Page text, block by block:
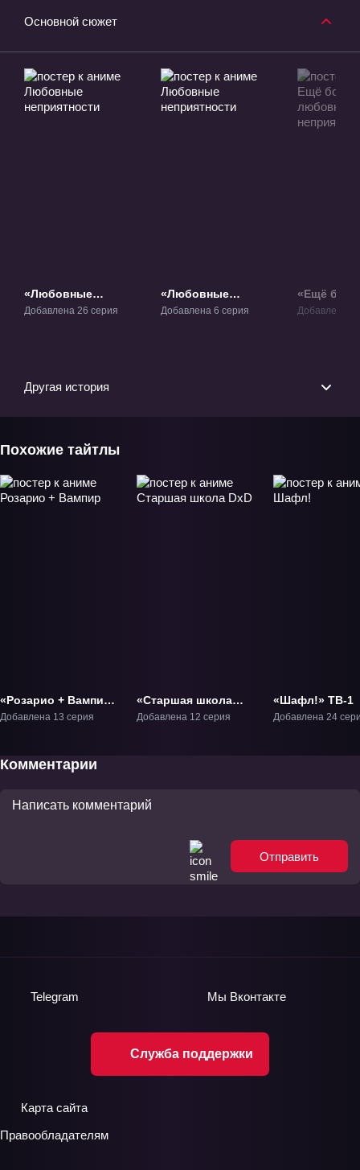
Основной сюжет
«Любовные
неприятности» ТВ-1
Добавлена 26 серия
«Любовные
неприятности»
Добавлена 6 серия
«Ещё
любовных
Добавлена
Другая история
Похожие тайтлы
«Розарио + Вампир»
ТВ-1
Добавлена 13 серия
«Старшая школа
DxD» ТВ-1
Добавлена 12 серия
«Шафл!» ТВ-1
Добавлена 24
Комментарии
Отправить
Служба поддержки
Telegram Мы Вконтакте
Карта сайта
Правообладателям